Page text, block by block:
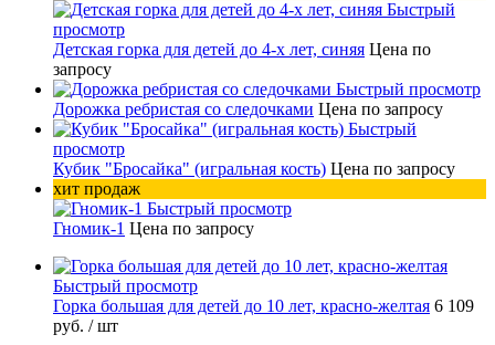
Быстрый
просмотр
Детская горка для детей до 4-х лет, синяя Цена по
запросу
Быстрый просмотр
Дорожка ребристая со следочками Цена по запросу
Быстрый
просмотр
Кубик "Бросайка" (игральная кость) Цена по запросу
хит продаж
Быстрый просмотр
Гномик-1 Цена по запросу
Быстрый просмотр
Горка большая для детей до 10 лет, красно-желтая 6 109
руб. / шт